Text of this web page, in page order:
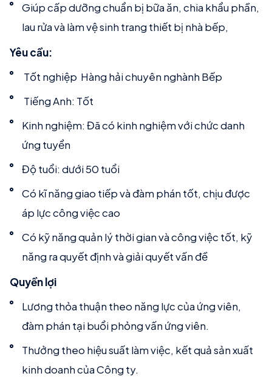
Giúp cấp dưỡng chuẩn bị bữa ăn, chia khẩu phần,
lau rửa và làm vệ sinh trang thiết bị nhà bếp,
Yêu cầu:
Tốt nghiệp Hàng hải chuyên nghành Bếp
Tiếng Anh: Tốt
Kinh nghiệm: Đã có kinh nghiệm với chức danh
ứng tuyển
Độ tuổi: dưới 50 tuổi
Có kĩ năng giao tiếp và đàm phán tốt, chịu được
áp lực công việc cao
Có kỹ năng quản lý thời gian và công việc tốt, kỹ
năng ra quyết định và giải quyết vấn đề
Quyền lợi
Lương thỏa thuận theo năng lực của ứng viên,
đàm phán tại buổi phỏng vấn ứng viên.
Thưởng theo hiệu suất làm việc, kết quả sản xuất
kinh doanh của Công ty.